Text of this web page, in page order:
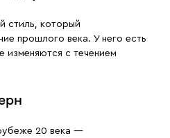
стиль, который
прошлого века. У него есть
изменяются с течением
20 века —